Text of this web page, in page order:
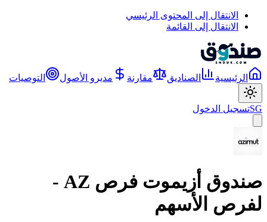
الانتقال إلى المحتوى الرئيسي
الانتقال إلى القائمة
الرئيسية الصناديق مقارنة مديرو الأصول التوصيات
SGتسجيل الدخول
صندوق أزيموت فرص AZ -
لفرص الأسهم